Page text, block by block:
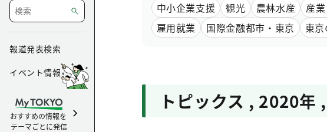
報道発表検索
イベント情報
おすすめの情報を
テーマごとに発信
中小企業支援 観光 農林水産 産
雇用就業
国際金融都市・東京 東
トピックス , 2020年